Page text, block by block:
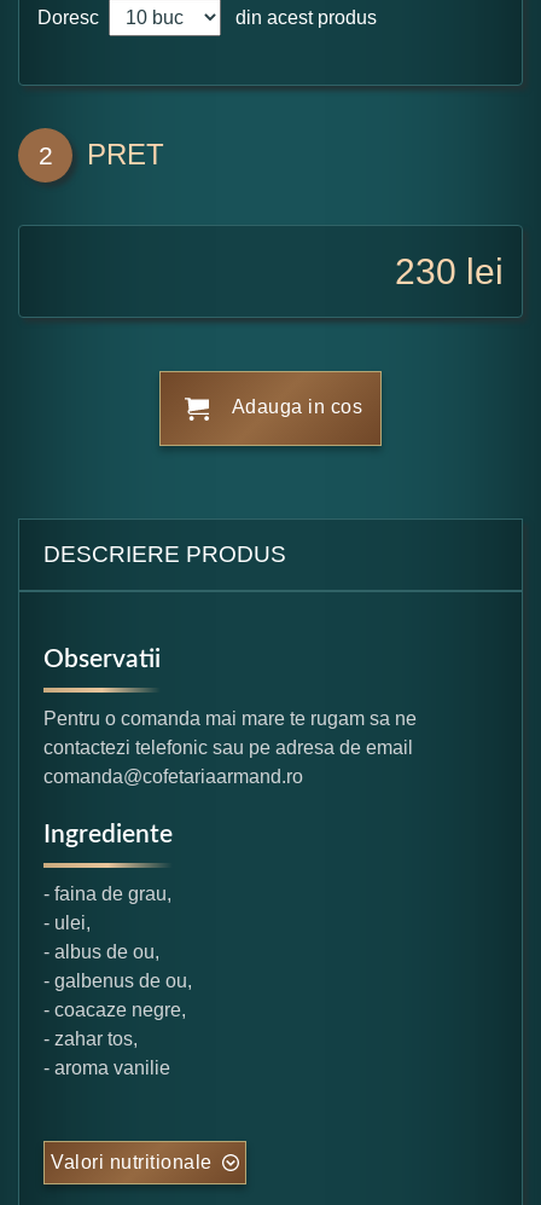
Doresc din acest produs
2 PRET
230 lei
Adauga in cos
DESCRIERE PRODUS
Observatii
Pentru o comanda mai mare te rugam sa ne
contactezi telefonic sau pe adresa de email
comanda@cofetariaarmand.ro
Ingrediente
- faina de grau,
- ulei,
- albus de ou,
- galbenus de ou,
- coacaze negre,
- zahar tos,
- aroma vanilie
Valori nutritionale